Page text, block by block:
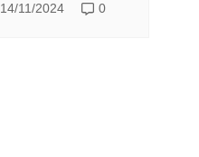
14/11/2024 0